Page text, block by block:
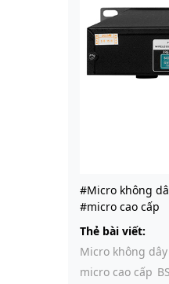
#Micro không
#micro cao cấp
Thẻ bài viết:
Micro không dây
micro cao cấp